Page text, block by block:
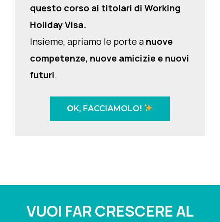
questo corso ai titolari di Working
Holiday Visa.
Insieme, apriamo le porte a nuove
competenze, nuove amicizie e nuovi
futuri.
OK, FACCIAMOLO!
VUOI FAR CRESCERE AL